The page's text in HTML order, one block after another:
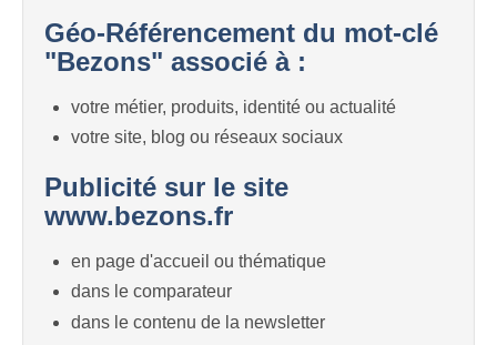
Géo-Référencement du mot-clé
"Bezons" associé à :
votre métier, produits, identité ou actualité
votre site, blog ou réseaux sociaux
Publicité sur le site
www.bezons.fr
en page d'accueil ou thématique
dans le comparateur
dans le contenu de la newsletter